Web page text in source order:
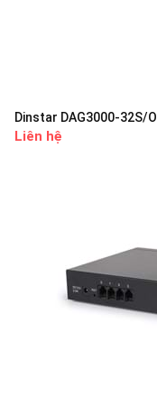
Dinstar DAG3000-32S/O
Liên hệ